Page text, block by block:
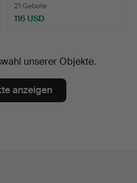
21 Gebote
116 USD
unserer Objekte.
anzeigen